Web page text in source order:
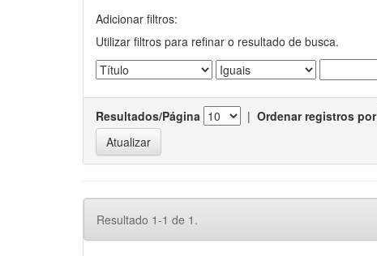
Adicionar filtros:
Utilizar filtros para refinar o resultado de busca.
Resultados/Página | Ordenar registros por
Resultado 1-1 de 1.